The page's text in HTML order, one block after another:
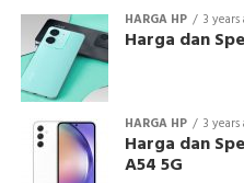
HARGA HP 3 years
Harga dan
HARGA HP 3 years
Harga dan
A54 5G